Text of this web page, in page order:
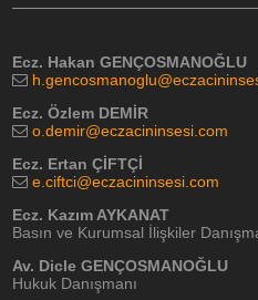
Ecz. Hakan GENÇOSMANOĞLU
Ecz. Özlem DEMİR
o.demir@eczacininsesi.com
Ecz. Ertan ÇİFTÇİ
e.ciftci@eczacininsesi.com
Ecz. Kazım AYKANAT
Basın ve Kurumsal İlişkiler
Av. Dicle GENÇOSMANOĞLU
Hukuk Danışmanı